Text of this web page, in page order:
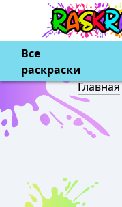
Все
раскраски
Главная